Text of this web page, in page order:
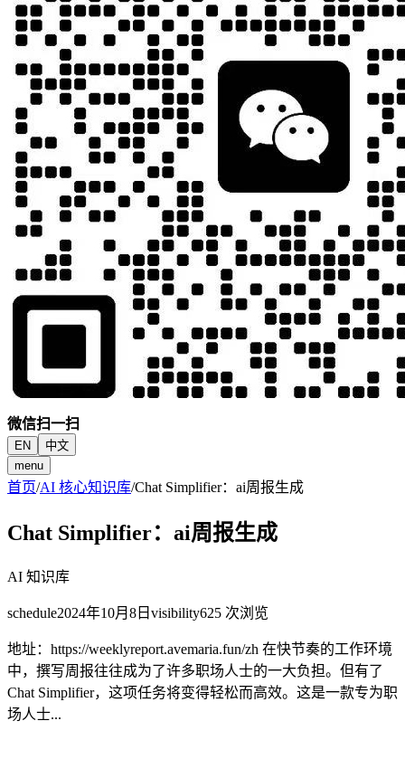
微信扫一扫
EN
中文
menu
首页/AI 核心知识库/Chat Simplifier：ai周报生成
Chat Simplifier：ai周报生成
AI 知识库
schedule2024年10月8日 visibility625 次浏览
地址：https://weeklyreport.avemaria.fun/zh 在快节奏的工作环境
中，撰写周报往往成为了许多职场人士的一大负担。但有了
Chat Simplifier，这项任务将变得轻松而高效。这是一款专为职
场人士...